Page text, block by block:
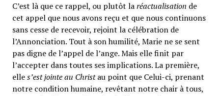
C’est là que ce rappel, ou plutôt laréactualisation de
cet appel que nous avons reçu et que nous continuons
sans cesse de recevoir, rejoint la célébration de
l’Annonciation. Tout à son humilité, Marie ne se sent
pas digne de l’appel de l’ange. Mais elle finit par
l’accepter dans toutes ses implications. La première,
elles’est jointe au Christau point que Celui-ci, prenant
notre condition humaine, revêtant notre chair à tous,